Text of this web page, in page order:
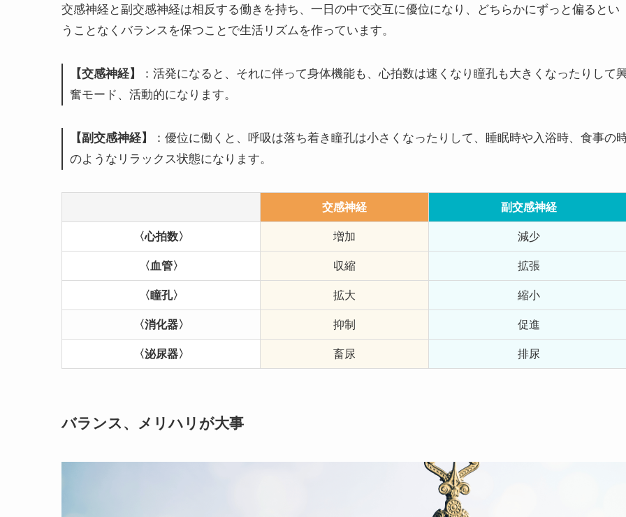
交感神経と副交感神経は相反する働きを持ち、一日の中で交互に優位になり、どちらかにずっと偏るとい
うことなくバランスを保つことで生活リズムを作っています。
【交感神経】
：活発になると、それに伴って身体機能も、心拍数は速くなり瞳孔も大きくなったりして
奮モード、活動的になります。
【副交感神経】
：優位に働くと、呼吸は落ち着き瞳孔は小さくなったりして、睡眠時や入浴時、食事の
のようなリラックス状態になります。
交感神経 副交感神経
〈心拍数〉 増加 減少
〈 血管〉 収縮 拡張
〈瞳孔〉 拡大 縮小
〈消化器〉 抑制 促進
〈泌尿器〉 畜尿 排尿
バランス、メリハリが大事